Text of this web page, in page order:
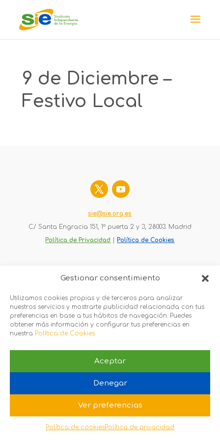
Gestionar consentimiento
Utilizamos cookies propias y de terceros para analizar
nuestros servicios y mostrarte publicidad relacionada con tus
preferencias en base a tus hábitos de navegación. Puedes
obtener más información y configurar tus preferencias en
nuestra Política de Cookies.
Aceptar
Denegar
Ver preferencias
Política de cookiesPolítica de privacidad
9 de Diciembre –
Festivo Local
sie@sie.org.es
C/ Santa Engracia 151, 1º puerta 2 y 3, 28003. Madrid
Política de Privacidad
Política de Cookies